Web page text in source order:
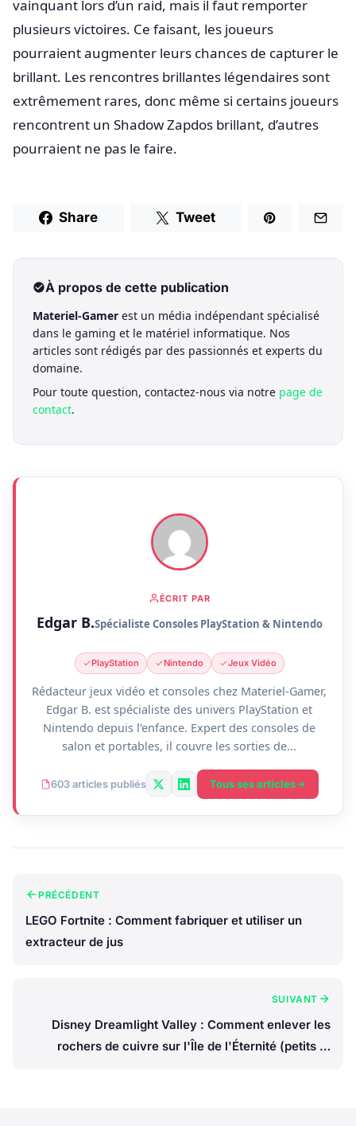
vainquant lors d’un raid, mais il faut remporter
plusieurs victoires. Ce faisant, les joueurs
pourraient augmenter leurs chances de capturer le
brillant. Les rencontres brillantes légendaires sont
extrêmement rares, donc même si certains joueurs
rencontrent un Shadow Zapdos brillant, d’autres
pourraient ne pas le faire.
Share Tweet
À propos de cette publication
Materiel-Gamer est un média indépendant spécialisé
dans le gaming et le matériel informatique. Nos
articles sont rédigés par des passionnés et experts du
domaine.
Pour toute question, contactez-nous via notre page de
contact.
ÉCRIT PAR
Edgar B.Spécialiste Consoles PlayStation & Nintendo
PlayStation Nintendo Jeux Vidéo
Rédacteur jeux vidéo et consoles chez Materiel-Gamer,
Edgar B. est spécialiste des univers PlayStation et
Nintendo depuis l'enfance. Expert des consoles de
salon et portables, il couvre les sorties de...
603 articles publiés Tous ses articles
PRÉCÉDENT
LEGO Fortnite : Comment fabriquer et utiliser un
extracteur de jus
SUIVANT
Disney Dreamlight Valley : Comment enlever les
rochers de cuivre sur l'Île de l'Éternité (petits et